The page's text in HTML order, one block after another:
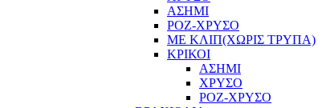
ΑΣΗΜΙ
ΡΟΖ-ΧΡΥΣΟ
ΜΕ ΚΛΙΠ(ΧΩΡΙΣ ΤΡΥΠΑ)
ΚΡΙΚΟΙ
ΑΣΗΜΙ
ΧΡΥΣΟ
ΡΟΖ-ΧΡΥΣΟ